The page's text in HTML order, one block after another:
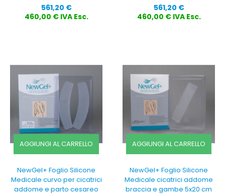
Prezzo
561,20 €
460,00 € IVA Esc.
Prezzo
561,20 €
460,00 € IVA Esc.
AGGIUNGI AL CARRELLO
NewGel+ Foglio Silicone
Medicale curvo per cicatrici
addome e parto cesareo
AGGIUNGI AL CARRELLO
NewGel+ Foglio Silicone
Medicale cicatrici addome
braccia e gambe 5x20 cm